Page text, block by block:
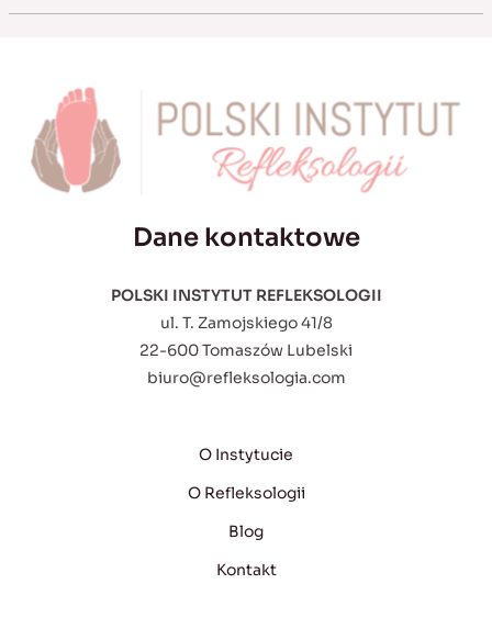
Dane kontaktowe
POLSKI INSTYTUT REFLEKSOLOGII
ul. T. Zamojskiego 41/8
22-600 Tomaszów Lubelski
biuro@refleksologia.com
O Instytucie
O Refleksologii
Blog
Kontakt